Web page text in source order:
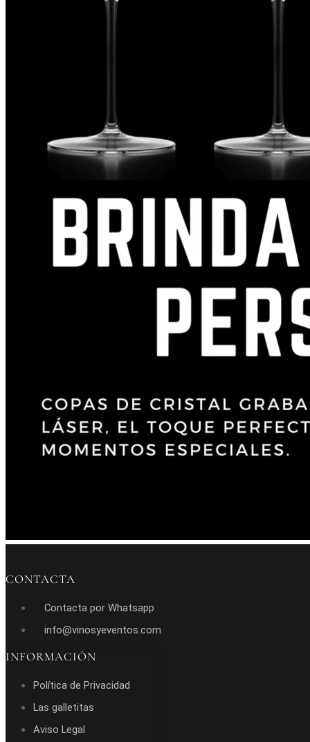
CONTACTA
Contacta por Whatsapp
info@vinosyeventos.com
INFORMACIÓN
Política de Privacidad
Las galletitas
Aviso Legal